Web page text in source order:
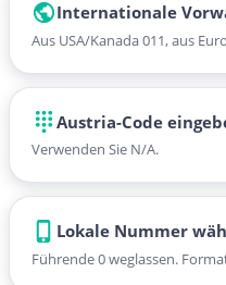
Internationale
Aus USA/Kanada 011, aus
Austria-Code
Verwenden Sie N/A.
Lokale Nummer
Führende 0 weglassen.